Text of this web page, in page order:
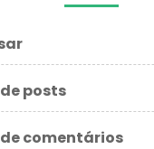
posts
de comentários